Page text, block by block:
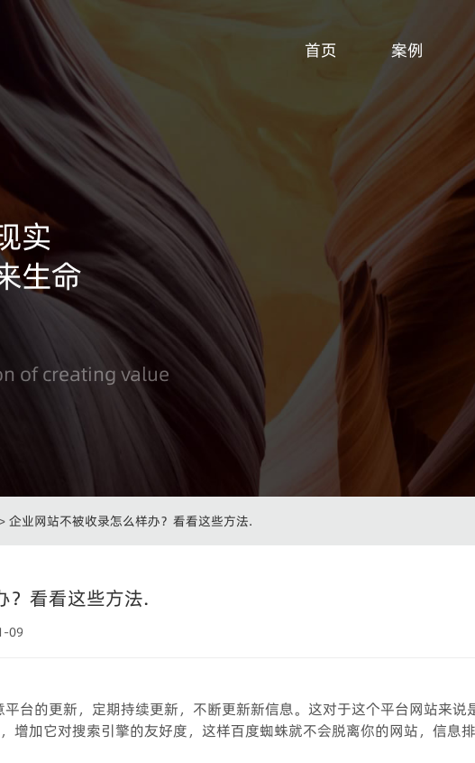
首页 案例
实
生命
of creating value
企业网站不被收录怎么样办？看看这些方法.
？看看这些方法.
09
台的更新，定期持续更新，不断更新新信息。这对于这个平台网站来说
增加它对搜索引擎的友好度，这样百度蜘蛛就不会脱离你的网站，信息